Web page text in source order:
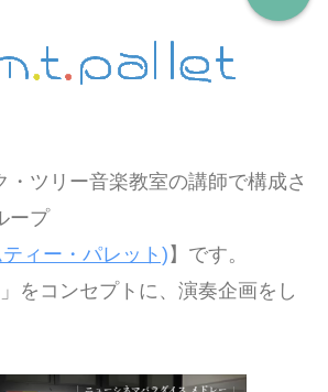
・ツリー音楽教室の講師で構成さ
ープ
ィー・パレット)】です。
をコンセプトに、演奏企画をし